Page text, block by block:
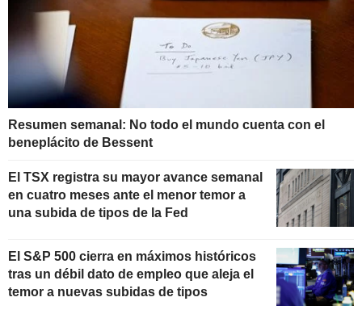
Resumen semanal: No todo el mundo cuenta con el
beneplácito de Bessent
El TSX registra su mayor avance semanal
en cuatro meses ante el menor temor a
una subida de tipos de la Fed
El S&P 500 cierra en máximos históricos
tras un débil dato de empleo que aleja el
temor a nuevas subidas de tipos